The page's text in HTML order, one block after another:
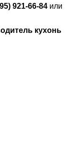
921-66-84 или
кухонь